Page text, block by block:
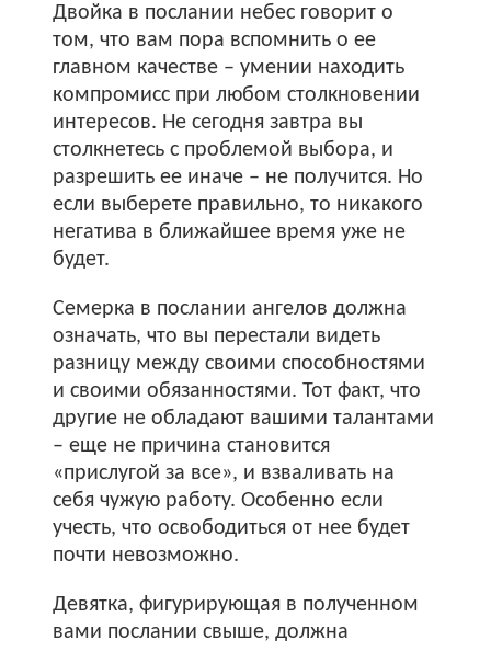
Двойка в послании небес говорит о
том, что вам пора вспомнить о ее
главном качестве – умении находить
компромисс при любом столкновении
интересов. Не сегодня завтра вы
столкнетесь с проблемой выбора, и
разрешить ее иначе – не получится. Но
если выберете правильно, то никакого
негатива в ближайшее время уже не
будет.
Семерка в послании ангелов должна
означать, что вы перестали видеть
разницу между своими способностями
и своими обязанностями. Тот факт, что
другие не обладают вашими талантами
– еще не причина становится
«прислугой за все», и взваливать на
себя чужую работу. Особенно если
учесть, что освободиться от нее будет
почти невозможно.
Девятка, фигурирующая в полученном
вами послании свыше, должна